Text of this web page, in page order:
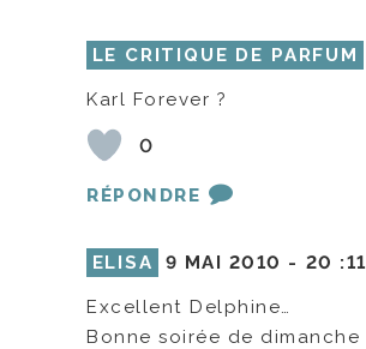
LE CRITIQUE DE PARFUM
Karl Forever ?
0
RÉPONDRE
ELISA 9 MAI 2010 - 20 :11
Excellent Delphine…
Bonne soirée de dimanche